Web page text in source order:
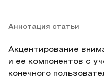
Аннотация статьи
Акцентирование
и ее компонентов с
конечного